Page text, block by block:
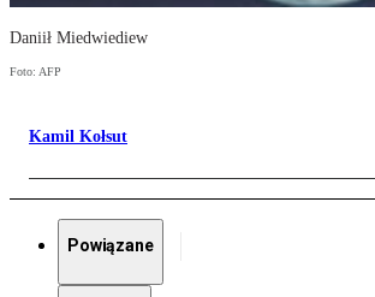
Daniił Miedwiediew
Foto: AFP
Kamil Kołsut
Powiązane